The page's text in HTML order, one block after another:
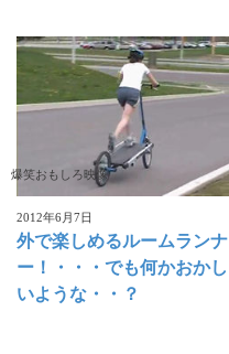
爆笑おもしろ映像
2012年6月7日
外で楽しめるルームランナ
ー！・・・でも何かおかし
いような・・？